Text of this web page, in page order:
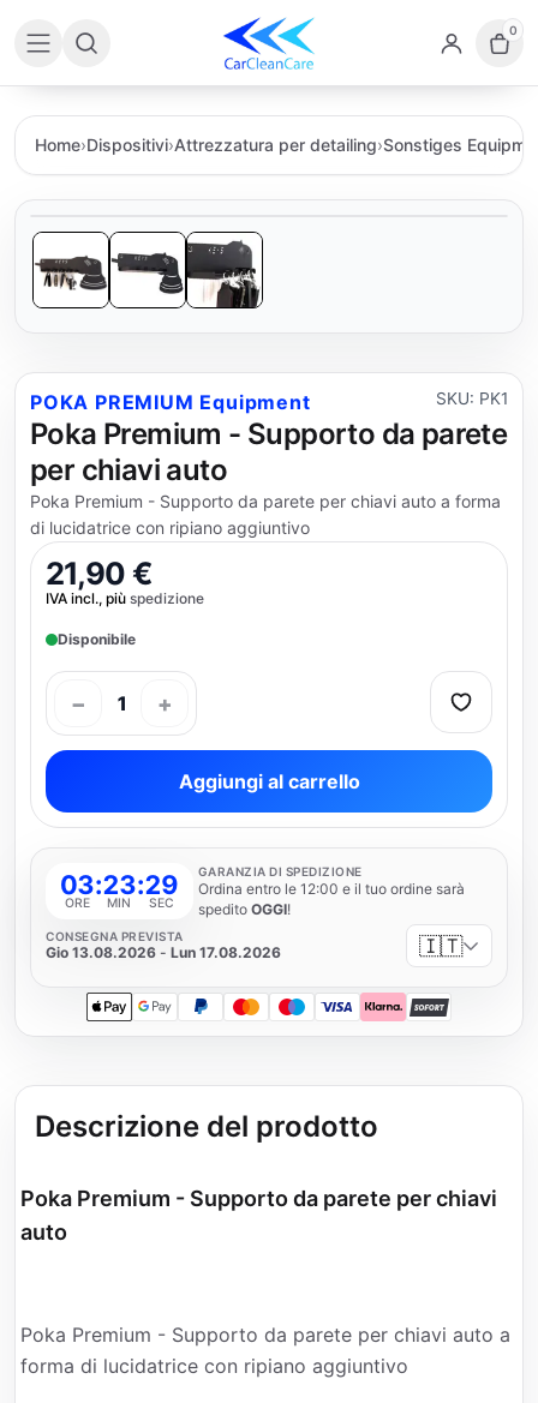
0
Home›Dispositivi›Attrezzatura per detailing›Sonstiges
POKA PREMIUM Equipment SKU: PK1
Poka Premium - Supporto da parete
per chiavi auto
Poka Premium - Supporto da parete per chiavi auto a forma
di lucidatrice con ripiano aggiuntivo
21,90 €
IVA incl., più spedizione
Disponibile
− 1 +
Aggiungi al carrello
03
ORE
:23
MIN
:29
SEC
GARANZIA DI SPEDIZIONE
Ordina entro le 12:00 e il tuo ordine sarà
spedito OGGI!
CONSEGNA PREVISTA
Gio 13.08.2026 - Lun 17.08.2026 🇮🇹
Apple PayGoogle Pay
PayPalMastercardMaestro
Visa KlarnaSOFORT
Descrizione del prodotto
Poka Premium - Supporto da parete per chiavi
auto
Poka Premium - Supporto da parete per chiavi auto a
forma di lucidatrice con ripiano aggiuntivo